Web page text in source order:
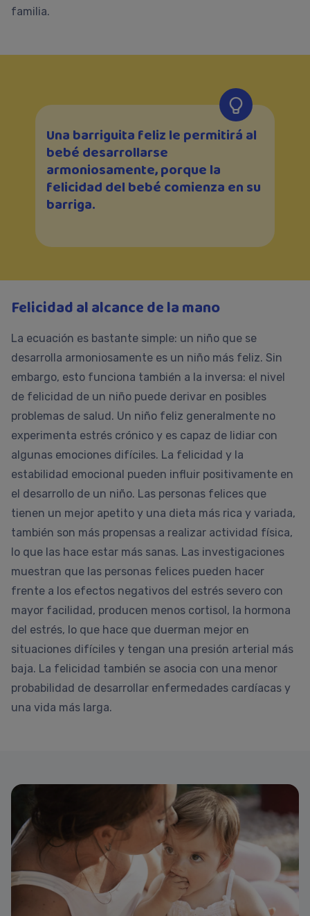
familia.
Una barriguita feliz le permitirá al
bebé desarrollarse
armoniosamente, porque la
felicidad del bebé comienza en su
barriga.
Felicidad al alcance de la mano
La ecuación es bastante simple: un niño que se
desarrolla armoniosamente es un niño más feliz. Sin
embargo, esto funciona también a la inversa: el nivel
de felicidad de un niño puede derivar en posibles
problemas de salud. Un niño feliz generalmente no
experimenta estrés crónico y es capaz de lidiar con
algunas emociones difíciles. La felicidad y la
estabilidad emocional pueden influir positivamente en
el desarrollo de un niño. Las personas felices que
tienen un mejor apetito y una dieta más rica y variada,
también son más propensas a realizar actividad física,
lo que las hace estar más sanas. Las investigaciones
muestran que las personas felices pueden hacer
frente a los efectos negativos del estrés severo con
mayor facilidad, producen menos cortisol, la hormona
del estrés, lo que hace que duerman mejor en
situaciones difíciles y tengan una presión arterial más
baja. La felicidad también se asocia con una menor
probabilidad de desarrollar enfermedades cardíacas y
una vida más larga.